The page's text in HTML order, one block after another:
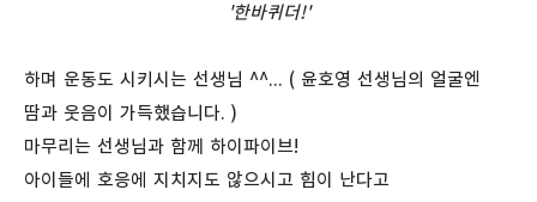
'한바퀴더!'
하며 운동도 시키시는 선생님 ^^... ( 윤호영 선생님의 얼굴엔
땀과 웃음이 가득했습니다. )
마무리는 선생님과 함께 하이파이브!
아이들에 호응에 지치지도 않으시고 힘이 난다고